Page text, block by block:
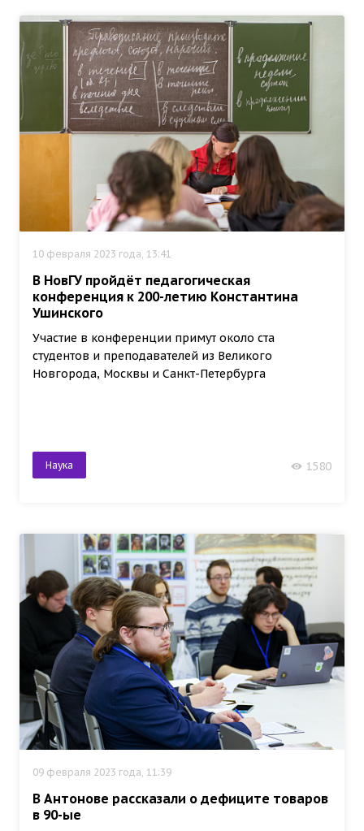
10 февраля 2023 года, 13:41
В НовГУ пройдёт педагогическая
конференция к 200-летию Константина
Ушинского
Участие в конференции примут около ста
студентов и преподавателей из Великого
Новгорода, Москвы и Санкт-Петербурга
Наука 1580
09 февраля 2023 года, 11:39
В Антонове рассказали о дефиците товаров
в 90-ые